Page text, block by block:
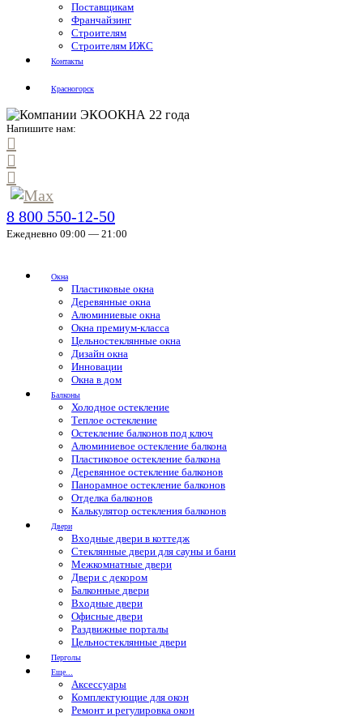
Поставщикам
Франчайзинг
Строителям
Строителям ИЖС
Контакты
Красногорск
Напишите нам:
8 800 550-12-50
Ежедневно 09:00 — 21:00
Окна
Пластиковые окна
Деревянные окна
Алюминиевые окна
Окна премиум-класса
Цельностеклянные окна
Дизайн окна
Инновации
Окна в дом
Балконы
Холодное остекление
Теплое остекление
Остекление балконов под ключ
Алюминиевое остекление балкона
Пластиковое остекление балкона
Деревянное остекление балконов
Панорамное остекление балконов
Отделка балконов
Калькулятор остекления балконов
Двери
Входные двери в коттедж
Стеклянные двери для сауны и бани
Межкомнатные двери
Двери с декором
Балконные двери
Входные двери
Офисные двери
Раздвижные порталы
Цельностеклянные двери
Перголы
Еще...
Аксессуары
Комплектующие для окон
Ремонт и регулировка окон